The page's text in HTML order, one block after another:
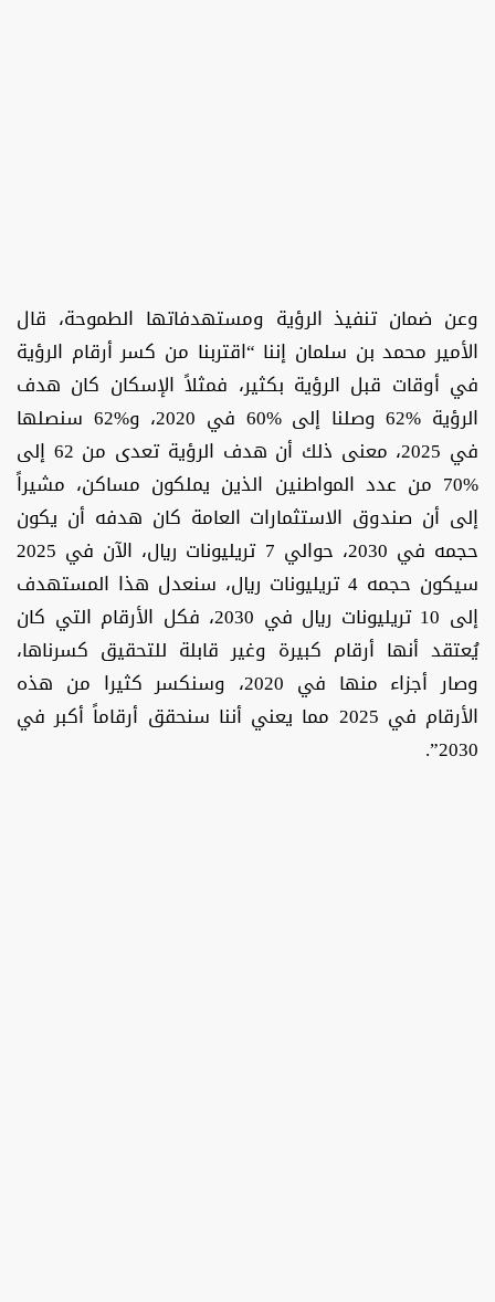
وعن ضمان تنفيذ الرؤية ومستهدفاتها الطموحة، قال
الأمير محمد بن سلمان إننا “اقتربنا من كسر أرقام الرؤية
في أوقات قبل الرؤية بكثير، فمثلاً الإسكان كان هدف
الرؤية %62 وصلنا إلى %60 في 2020، و%62 سنصلها
في 2025، معنى ذلك أن هدف الرؤية تعدى من 62 إلى
%70 من عدد المواطنين الذين يملكون مساكن، مشيراً
إلى أن صندوق الاستثمارات العامة كان هدفه أن يكون
حجمه في 2030، حوالي 7 تريليونات ريال، الآن في 2025
سيكون حجمه 4 تريليونات ريال، سنعدل هذا المستهدف
إلى 10 تريليونات ريال في 2030، فكل الأرقام التي كان
يُعتقد أنها أرقام كبيرة وغير قابلة للتحقيق كسرناها،
وصار أجزاء منها في 2020، وسنكسر كثيرا من هذه
الأرقام في 2025 مما يعني أننا سنحقق أرقاماً أكبر في
2030”.